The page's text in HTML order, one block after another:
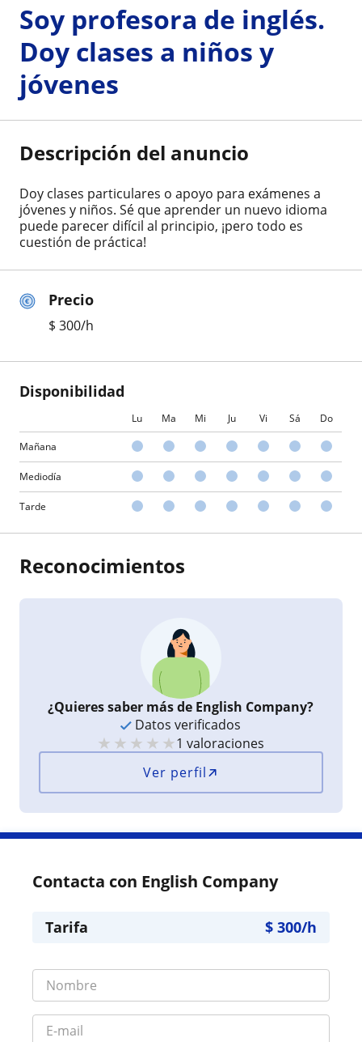
Precio
$ 300/h
Disponibilidad
Lu Ma Mi Ju Vi Sá Do
Mañana
Mediodía
Tarde
Soy profesora de inglés.
Doy clases a niños y
jóvenes
Descripción del anuncio
Doy clases particulares o apoyo para exámenes a
jóvenes y niños. Sé que aprender un nuevo idioma
puede parecer difícil al principio, ¡pero todo es
cuestión de práctica!
Reconocimientos
¿Quieres saber más de English Company?
Datos verificados
★ ★ ★ ★ ★1 valoraciones
Ver perfil
Contacta con English Company
Tarifa $ 300/h